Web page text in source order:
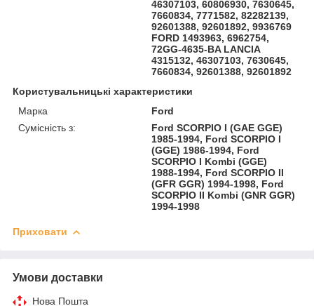
46307103, 60806930, 7630645,
7660834, 7771582, 82282139,
92601388, 92601892, 9936769
FORD 1493963, 6962754,
72GG-4635-BA LANCIA
4315132, 46307103, 7630645,
7660834, 92601388, 92601892
Користувальницькі характеристики
Марка
Ford
Сумісність з:
Ford SCORPIO I (GAE GGE)
1985-1994, Ford SCORPIO I
(GGE) 1986-1994, Ford
SCORPIO I Kombi (GGE)
1988-1994, Ford SCORPIO II
(GFR GGR) 1994-1998, Ford
SCORPIO II Kombi (GNR GGR)
1994-1998
Приховати
Умови доставки
Нова Пошта